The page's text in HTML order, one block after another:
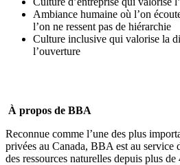
Ambiance humaine où l’on
l’on ne ressent pas de hiérarchie
Culture inclusive qui valorise la
l’ouverture
À propos de BBA
Reconnue comme l’une des plus
privées au Canada, BBA est au service
des ressources naturelles depuis plus de